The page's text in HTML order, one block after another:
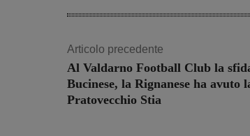
Articolo precedente
Al Valdarno Football Club la
Bucinese, la Rignanese ha avuto
Pratovecchio Stia